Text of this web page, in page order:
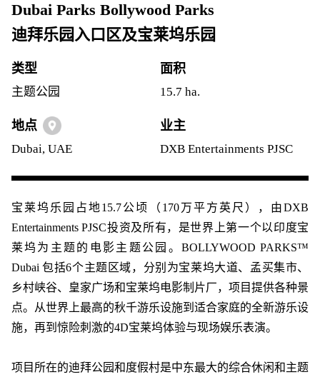
Dubai Parks Bollywood Parks
迪拜乐园入口区及宝莱坞乐园
类型
主题公园
面积
15.7 ha.
地点
Dubai, UAE
业主
DXB Entertainments PJSC
宝莱坞乐园占地15.7公顷（170万平方英尺），由DXB
Entertainments PJSC投资及所有，是世界上第一个以印度宝
莱坞为主题的电影主题公园。BOLLYWOOD PARKS™
Dubai 包括6个主题区域，分别为宝莱坞大道、孟买集市、
乡村峡谷、皇家广场和宝莱坞电影制片厂，项目提供各种景
点。从世界上最高的秋千游乐设施到适合家庭的全新游乐设
施，再到惊险刺激的4D宝莱坞体验与现场娱乐表演。
项目所在的迪拜公园和度假村是中东最大的综合休闲和主题